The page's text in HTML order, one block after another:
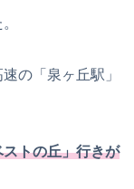
の「泉ヶ丘駅」
トの丘」行きが